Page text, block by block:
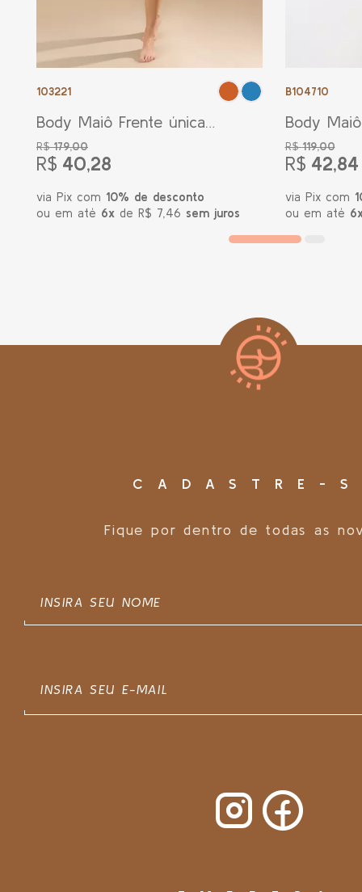
103221
Body Maiô Frente única
Argola Alícia
R$179,00
R$ 40,28
via Pix com 10% de desconto
ou em até 6x de R$ 7,46 sem juros
B104710
Body
Jade Rosa
R$119,00
R$ 42,84
via Pix com
ou em até
CADASTRE-
Fique por dentro de todas as